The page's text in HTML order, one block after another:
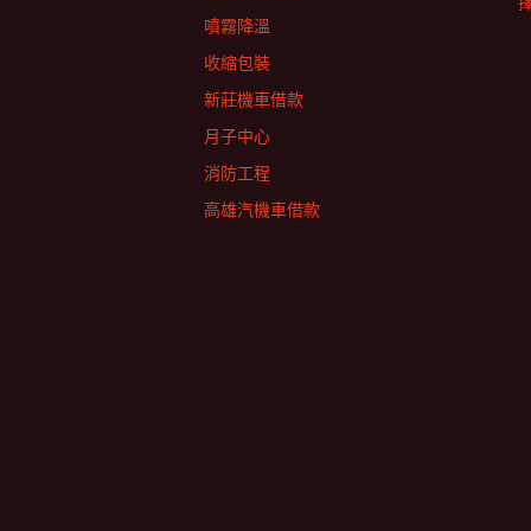
噴霧降溫
收縮包裝
新莊機車借款
月子中心
消防工程
高雄汽機車借款